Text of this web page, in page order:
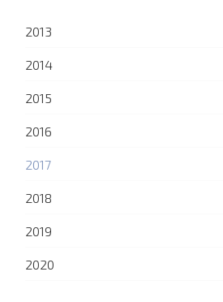
2013
2014
2015
2016
2017
2018
2019
2020